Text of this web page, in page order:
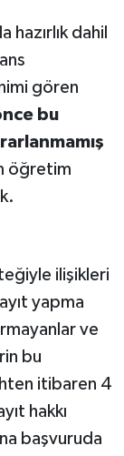
dahil
gören
bu
öğretim
ilişikleri
yapma
ve
bu
itibaren 4
hakkı
başvuruda